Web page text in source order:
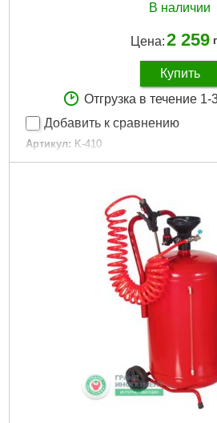
В наличии
Цена:2 259
Купить
Отгрузка в течение
Добавить к сравнению
Артикул: K-410
Код товара: 15.79.52
450 г
Подробнее...